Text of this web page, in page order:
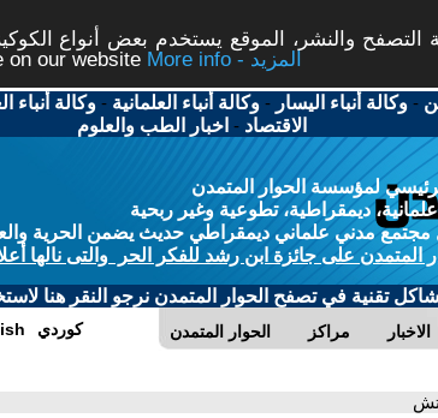
والنشر، الموقع يستخدم بعض أنواع
on our website
More info - المزيد
-وكالة أنباء اليسار -وكالة أنباء العلمانية -وكالة أنباء
الاقتصاد - اخبار الطب والعلوم
لمؤسسة الحوار المتمدن
ديمقراطية، تطوعية وغير ربحية
مدني علماني ديمقراطي حديث يضمن الحرية
المتمدن على جائزة ابن رشد للفكر الحر والتى نالها
تقنية في تصفح الحوار المتمدن نرجو النقر هنا
الحوار المتمدن مراكز الاخبار كوردي